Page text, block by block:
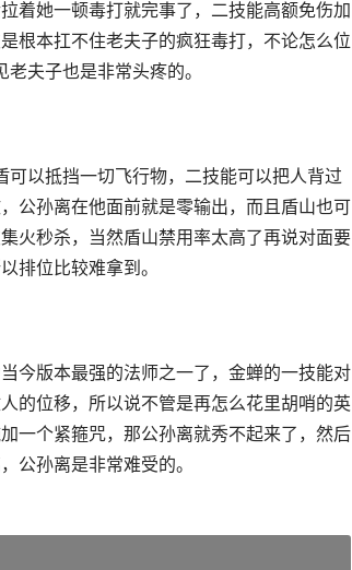
着她一顿毒打就完事了，二技能高额免伤加
根本扛不住老夫子的疯狂毒打，不论怎么位
夫子也是非常头疼的。
以抵挡一切飞行物，二技能可以把人背过
公孙离在他面前就是零输出，而且盾山也可
火秒杀，当然盾山禁用率太高了再说对面要
排位比较难拿到。
版本最强的法师之一了，金蝉的一技能对
的位移，所以说不管是再怎么花里胡哨的英
一个紧箍咒，那公孙离就秀不起来了，然后
公孙离是非常难受的。